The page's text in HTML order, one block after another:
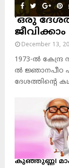
‘ഒരു
ജീവിക്കാം
December 13,
1973-ല്‍
ല്‍ ജ്ഞാനപീഠ
ദേശത്തിന്റെ
കുഞ്ഞുണ്ണി